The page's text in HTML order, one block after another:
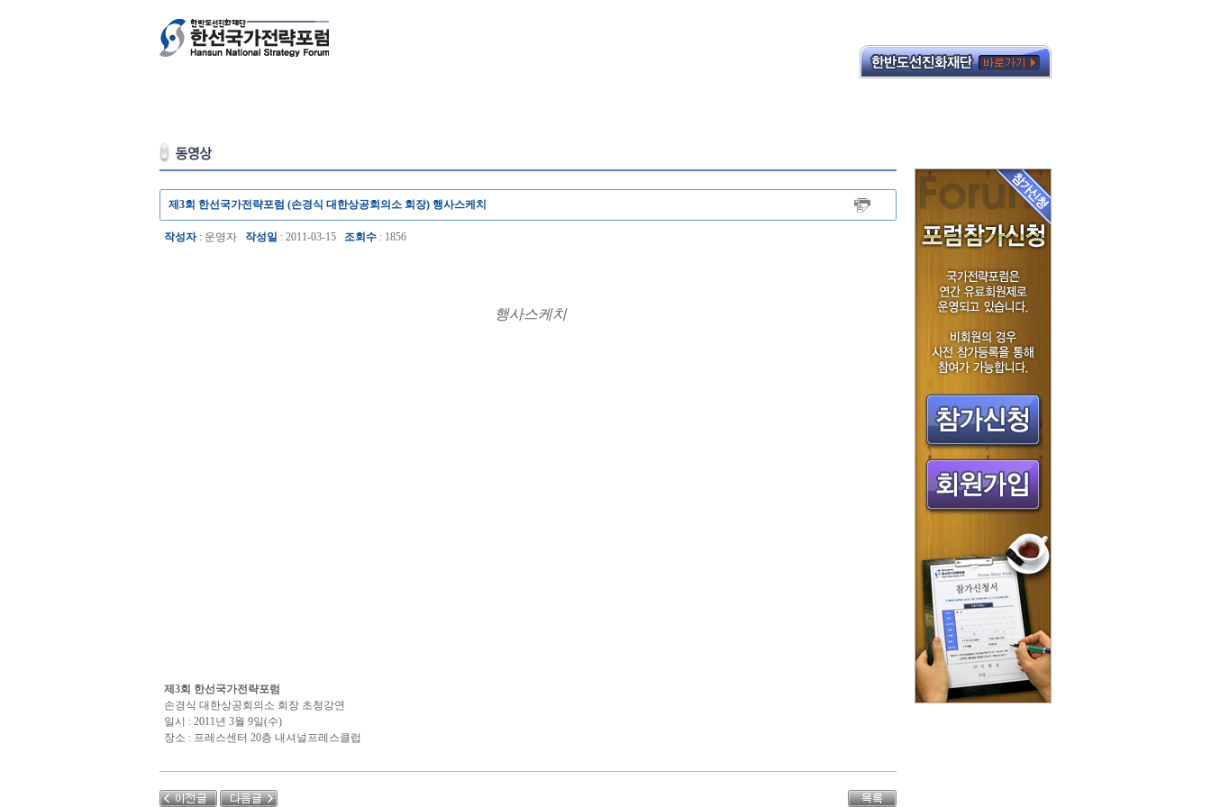
제3회 한선국가전략포럼 (손경식 대한상공회의소 회장) 행사스케치
작성자: 운영자 작성일 : 2011-03-15 조회수 : 1856
행사스케치
제3회 한선국가전략포럼
손경식 대한상공회의소 회장 초청강연
일시 : 2011년 3월 9일(수)
장소 : 프레스센터 20층 내셔널프레스클럽